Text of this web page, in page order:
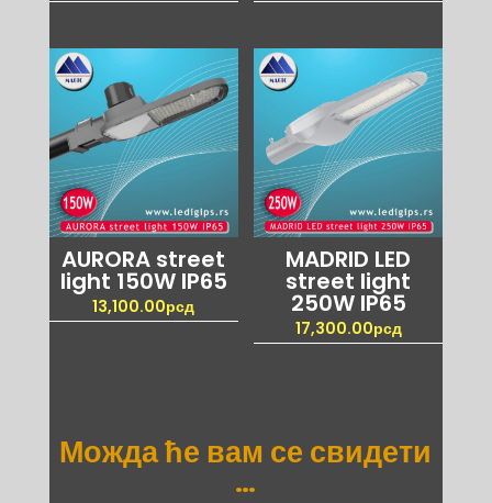
AURORA street
light 150W IP65
13,100.00рсд
MADRID LED
street light
250W IP65
17,300.00рсд
Можда ће вам се свидети
…